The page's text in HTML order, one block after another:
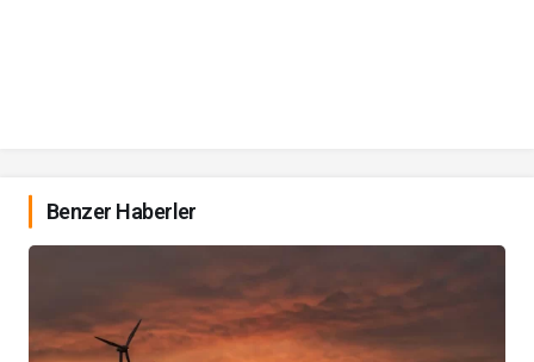
Benzer Haberler